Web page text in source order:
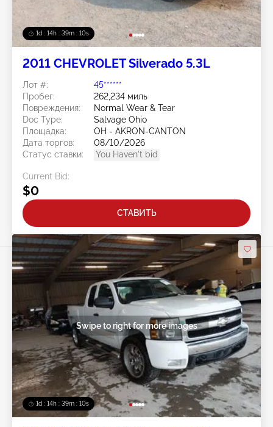
1d : 14h : 39m : 07s
2011 CHEVROLET Silverado 5.3L
Лот #:
45******
Пробег:
262,234 миль
Повреждения:
Normal Wear & Tear
Doc Type:
Salvage Ohio
Площадка:
OH - AKRON-CANTON
Дата торгов:
08/10/2026
Статус ставки:
You Haven't bid
Current Bid:
$0
СТАВИТЬ
1d : 14h : 39m : 07s
Swipe to right for more images